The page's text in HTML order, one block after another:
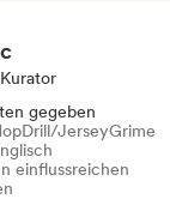
gegeben
Drill/JerseyGrime
einflussreichen